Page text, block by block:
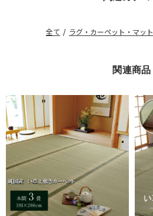
全て / ラグ・カーペット・マット
関連商品